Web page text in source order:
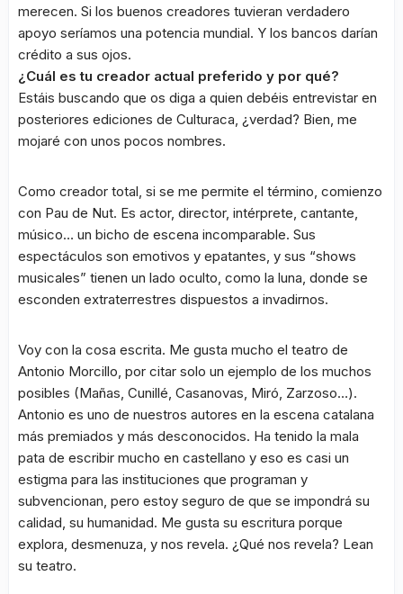
merecen. Si los buenos creadores tuvieran verdadero
apoyo seríamos una potencia mundial. Y los bancos darían
crédito a sus ojos.
¿Cuál es tu creador actual preferido y por qué?
Estáis buscando que os diga a quien debéis entrevistar en
posteriores ediciones de Culturaca, ¿verdad? Bien, me
mojaré con unos pocos nombres.
Como creador total, si se me permite el término, comienzo
con Pau de Nut. Es actor, director, intérprete, cantante,
músico… un bicho de escena incomparable. Sus
espectáculos son emotivos y epatantes, y sus “shows
musicales” tienen un lado oculto, como la luna, donde se
esconden extraterrestres dispuestos a invadirnos.
Voy con la cosa escrita. Me gusta mucho el teatro de
Antonio Morcillo, por citar solo un ejemplo de los muchos
posibles (Mañas, Cunillé, Casanovas, Miró, Zarzoso…).
Antonio es uno de nuestros autores en la escena catalana
más premiados y más desconocidos. Ha tenido la mala
pata de escribir mucho en castellano y eso es casi un
estigma para las instituciones que programan y
subvencionan, pero estoy seguro de que se impondrá su
calidad, su humanidad. Me gusta su escritura porque
explora, desmenuza, y nos revela. ¿Qué nos revela? Lean
su teatro.